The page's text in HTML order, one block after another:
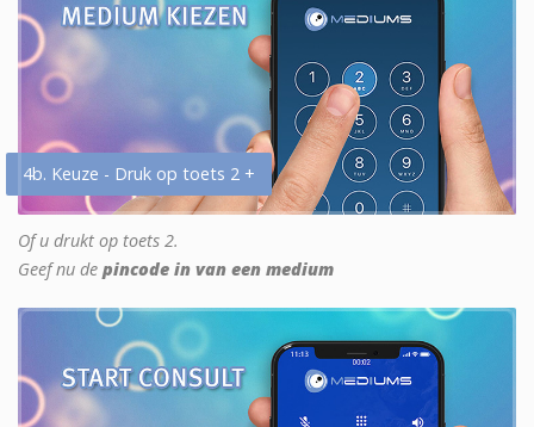
4b. Keuze - Druk op toets 2 +
Of u drukt op toets 2.
Geef nu de pincode in van een medium